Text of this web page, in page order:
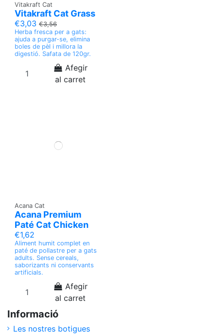
Vitakraft Cat
Vitakraft Cat Grass
€3,03 €3,56
Herba fresca per a gats:
ajuda a purgar-se, elimina
boles de pèl i millora la
digestió. Safata de 120gr.
Afegir
al carret
Acana Cat
Acana Premium
Paté Cat Chicken
€1,62
Aliment humit complet en
paté de pollastre per a gats
adults. Sense cereals,
saborizants ni conservants
artificials.
Afegir
al carret
Informació
Les nostres botigues